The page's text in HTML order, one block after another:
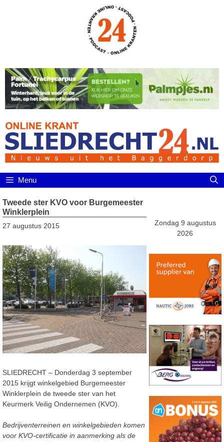
Menu
Tweede ster KVO voor Burgemeester
Winklerplein
27 augustus 2015
SLIEDRECHT – Donderdag 3 september
2015 krijgt winkelgebied Burgemeester
Winklerplein de tweede ster van het
Keurmerk Veilig Ondernemen (KVO).
Bedrijventerreinen en winkelgebieden komen
voor KVO-certificatie in aanmerking als de
Zondag 9 augustus
2026